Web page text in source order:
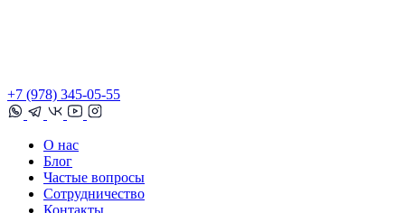
+7 (978) 345-05-55
О нас
Блог
Частые вопросы
Сотрудничество
Контакты